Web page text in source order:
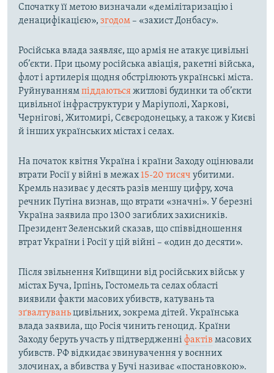
Спочатку її метою визначали «демілітаризацію і
денацифікацією», згодом– «захист Донбасу».
Російська влада заявляє, що армія не атакує цивільні
об’єкти. При цьому російська авіація, ракетні війська,
флот і артилерія щодня обстрілюють українські міста.
Руйнуваннямпіддаютьсяжитлові будинки та об’єкти
цивільної інфраструктури у Маріуполі, Харкові,
Чернігові, Житомирі, Сєвєродонецьку, а також у Києві
й інших українських містах і селах.
На початок квітня Україна і країни Заходу оцінювали
втрати Росії у війні в межах 15-20 тисяч убитими.
Кремль називає у десять разів меншу цифру, хоча
речник Путіна визнав, що втрати «значні». У березні
Україна заявила про 1300 загиблих захисників.
Президент Зеленський сказав, що співвідношення
втрат України і Росії у цій війні – «один до десяти».
Після звільнення Київщини від російських військ у
містах Буча, Ірпінь, Гостомель та селах області
виявили факти масових убивств, катувань та
зґвалтуваньцивільних, зокрема дітей. Українська
влада заявила, що Росія чинить геноцид. Країни
Заходу беруть участь у підтвердженні фактів масових
убивств. РФ відкидає звинувачення у воєнних
злочинах, а вбивства у Бучі називає «постановкою».